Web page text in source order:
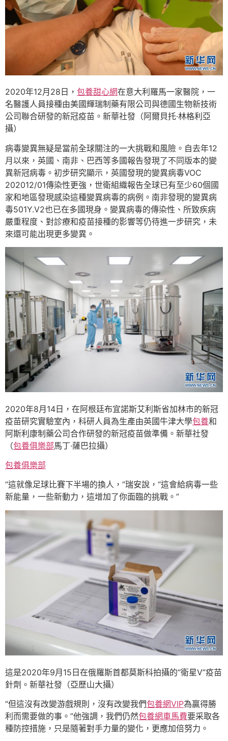
2020年12月28日， 包養甜心網在意大利羅馬一家醫院，一
名醫護人員接種由美國輝瑞制藥有限公司與德國生物新技術
公司聯合研發的新冠疫苗。新華社發（阿爾貝托·林格利亞
攝）
病毒變異無疑是當前全球關注的一大挑戰和風險。自去年12
月以來，英國、南非、巴西等多國報告發現了不同版本的變
異新冠病毒。初步研究顯示，英國發現的變異病毒VOC
202012/01傳染性更強，世衛組織報告全球已有至少60個國
家和地區發現感染這種變異病毒的病例。南非發現的變異病
毒501Y.V2也已在多國現身。變異病毒的傳染性、所致疾病
嚴重程度、對診療和疫苗接種的影響等仍待進一步研究，未
來還可能出現更多變異。
2020年8月14日，在阿根廷布宜諾斯艾利斯省加林市的新冠
疫苗研究實驗室內，科研人員為生產由英國牛津大學包養和
阿斯利康制藥公司合作研發的新冠疫苗做準備。新華社發
（包養俱樂部馬丁·薩巴拉攝）
包養俱樂部
“這就像足球比賽下半場的換人，”瑞安說，“這會給病毒一些
新能量，一些新動力，這增加了你面臨的挑戰。”
這是2020年9月15日在俄羅斯首都莫斯科拍攝的“衛星V”疫苗
針劑。新華社發（亞歷山大攝）
“但這沒有改變游戲規則，沒有改變我們包養網VIP為贏得勝
利而需要做的事。”他強調，我們仍然包養網車馬費要采取各
種防控措施，只是隨著對手力量的變化，更應加倍努力。